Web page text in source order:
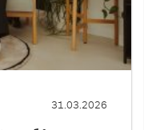
31.03.2026